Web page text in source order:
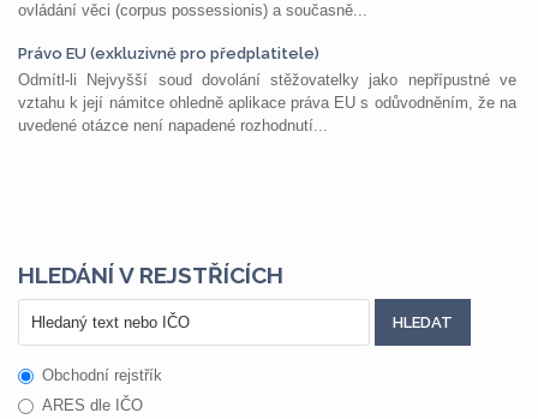
ovládání věci (corpus possessionis) a současně...
Právo EU (exkluzivně pro předplatitele)
Odmítl-li Nejvyšší soud dovolání stěžovatelky jako nepřípustné ve
vztahu k její námitce ohledně aplikace práva EU s odůvodněním, že na
uvedené otázce není napadené rozhodnutí...
HLEDÁNÍ V REJSTŘÍCÍCH
Obchodní rejstřík
ARES dle IČO